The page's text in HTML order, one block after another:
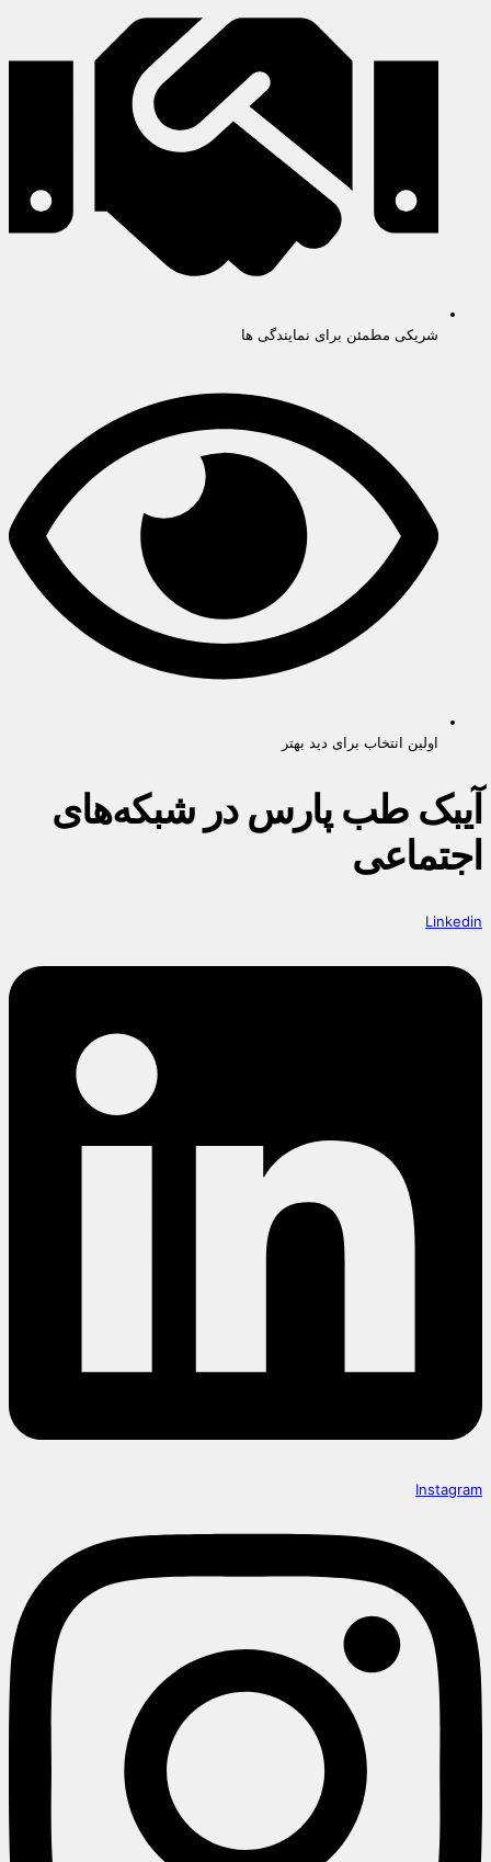
شریکی مطمئن برای نمایندگی ها
اولین انتخاب برای دید بهتر
آیبک طب پارس در شبکه‌های
اجتماعی
Linkedin
Instagram